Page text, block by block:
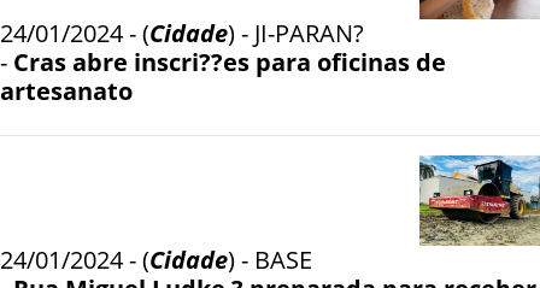
24/01/2024 - (Cidade) - JI-PARAN?
- Cras abre inscri??es para oficinas de
artesanato
24/01/2024 - (Cidade) - BASE